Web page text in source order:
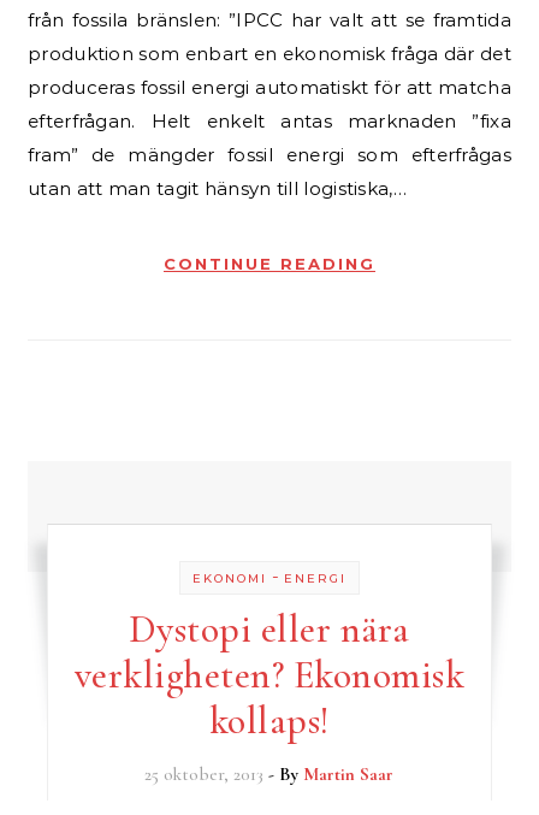
från fossila bränslen: ”IPCC har valt att se framtida
produktion som enbart en ekonomisk fråga där det
produceras fossil energi automatiskt för att matcha
efterfrågan. Helt enkelt antas marknaden ”fixa
fram” de mängder fossil energi som efterfrågas
utan att man tagit hänsyn till logistiska,…
CONTINUE READING
EKONOMI - ENERGI
Dystopi eller nära
verkligheten? Ekonomisk
kollaps!
25 oktober, 2013 - By Martin Saar